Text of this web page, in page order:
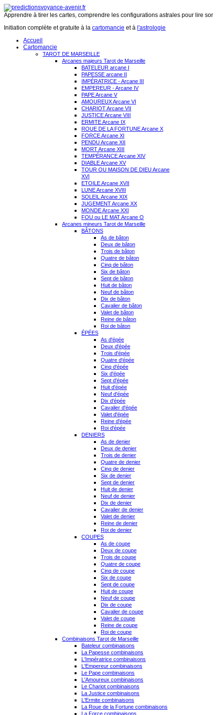
Apprendre à tirer les cartes, comprendre les configurations astrales pour lire
Initiation complète et gratuite à la cartomancie et à l'astrologie
Accueil
Cartomancie
TAROT DE MARSEILLE
Arcanes majeurs Tarot de Marseille
BATELEUR arcane I
PAPESSE arcane II
IMPÉRATRICE - Arcane III
EMPEREUR - Arcane IV
PAPE Arcane V
AMOUREUX Arcane VI
CHARIOT Arcane VII
JUSTICE Arcane VIII
ERMITE Arcane IX
ROUE DE LA FORTUNE Arcane X
FORCE Arcane XI
PENDU Arcane XII
MORT Arcane XIII
TEMPÉRANCE Arcane XIV
DIABLE Arcane XV
TOUR OU MAISON DE DIEU Arcane
XVI
ETOILE Arcane XVII
LUNE Arcane XVIII
SOLEIL Arcane XIX
JUGEMENT Arcane XX
MONDE Arcane XXI
FOU ou LE MAT Arcane O
Arcanes mineurs Tarot de Marseille
BÂTONS
As de bâton
Deux de bâton
Trois de bâton
Quatre de bâton
Cinq de bâton
Six de bâton
Sept de bâton
Huit de bâton
Neuf de bâton
Dix de bâton
Cavalier de bâton
Valet de bâton
Reine de bâton
Roi de bâton
ÉPÉES
As d'épée
Deux d'épée
Trois d'épée
Quatre d'épée
Cinq d'épée
Six d'épée
Sept d'épée
Huit d'épée
Neuf d'épée
Dix d'épée
Cavalier d'épée
Valet d'épée
Reine d'épée
Roi d'épée
DENIERS
As de denier
Deux de denier
Trois de denier
Quatre de denier
Cinq de denier
Six de denier
Sept de denier
Huit de denier
Neuf de denier
Dix de denier
Cavalier de denier
Valet de denier
Reine de denier
Roi de denier
COUPES
As de coupe
Deux de coupe
Trois de coupe
Quatre de coupe
Cinq de coupe
Six de coupe
Sept de coupe
Huit de coupe
Neuf de coupe
Dix de coupe
Cavalier de coupe
Valet de coupe
Reine de coupe
Roi de coupe
Combinaisons Tarot de Marseille
Bateleur combinaisons
La Papesse combinaisons
L'Impératrice combinaisons
L'Empereur combinaisons
Le Pape combinaisons
L'Amoureux combinaisons
Le Chariot combinaisons
La Justice combinaisons
L'Ermite combinaisons
La Roue de la Fortune combinaisons
La Force combinaisons